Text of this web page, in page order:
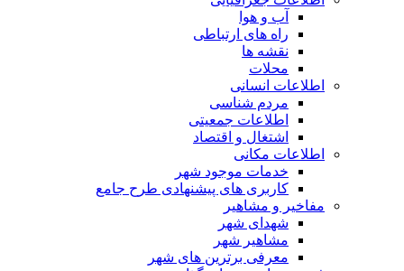
آب و هوا
راه های ارتباطی
نقشه ها
محلات
اطلاعات انسانی
مردم شناسی
اطلاعات جمعیتی
اشتغال و اقتصاد
اطلاعات مکانی
خدمات موجود شهر
کاربری های پیشنهادی طرح جامع
مفاخیر و مشاهیر
شهدای شهر
مشاهیر شهر
معرفی برترین های شهر